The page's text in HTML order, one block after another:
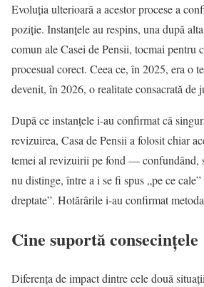
Evoluția ulterioară a acestor procese a
poziție. Instanțele au respins, una după
comun ale Casei de Pensii, tocmai pentru
procesual corect. Ceea ce, în 2025, era o
devenit, în 2026, o realitate consacrată de
După ce instanțele i-au confirmat că
revizuirea, Casa de Pensii a folosit chiar
temei al revizuirii pe fond — confundând,
nu distinge, între a i se fi spus „pe ce
dreptate”. Hotărârile i-au confirmat
Cine suportă consecințele
Diferența de impact dintre cele două